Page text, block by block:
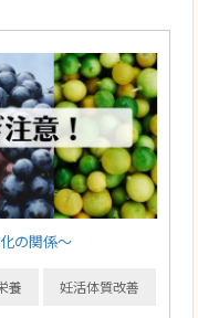
の関係～
妊活体質改善
養